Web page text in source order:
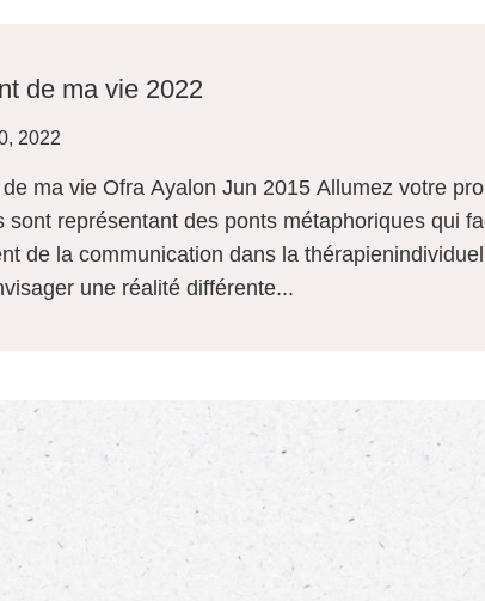
de ma vie 2022
2022
ma vie Ofra Ayalon Jun 2015 Allumez votre
sont représentant des ponts métaphoriques qui
de la communication dans la
une réalité différente...